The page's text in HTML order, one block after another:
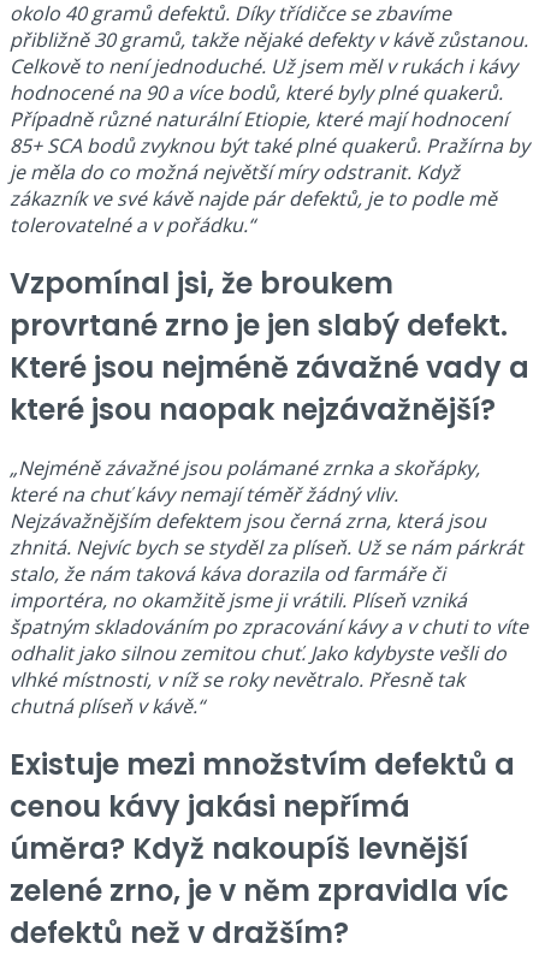
okolo 40 gramů defektů. Díky třídičce se zbavíme
přibližně 30 gramů, takže nějaké defekty v kávě zůstanou.
Celkově to není jednoduché. Už jsem měl v rukách i kávy
hodnocené na 90 a více bodů, které byly plné quakerů.
Případně různé naturální Etiopie, které mají hodnocení
85+ SCA bodů zvyknou být také plné quakerů. Pražírna by
je měla do co možná největší míry odstranit. Když
zákazník ve své kávě najde pár defektů, je to podle mě
tolerovatelné a v pořádku.“
Vzpomínal jsi, že broukem
provrtané zrno je jen slabý defekt.
Které jsou nejméně závažné vady a
které jsou naopak nejzávažnější?
„Nejméně závažné jsou polámané zrnka a skořápky,
které na chuť kávy nemají téměř žádný vliv.
Nejzávažnějším defektem jsou černá zrna, která jsou
zhnitá. Nejvíc bych se styděl za plíseň. Už se nám párkrát
stalo, že nám taková káva dorazila od farmáře či
importéra, no okamžitě jsme ji vrátili. Plíseň vzniká
špatným skladováním po zpracování kávy a v chuti to víte
odhalit jako silnou zemitou chuť. Jako kdybyste vešli do
vlhké místnosti, v níž se roky nevětralo. Přesně tak
chutná plíseň v kávě.“
Existuje mezi množstvím defektů a
cenou kávy jakási nepřímá
úměra? Když nakoupíš levnější
zelené zrno, je v něm zpravidla víc
defektů než v dražším?